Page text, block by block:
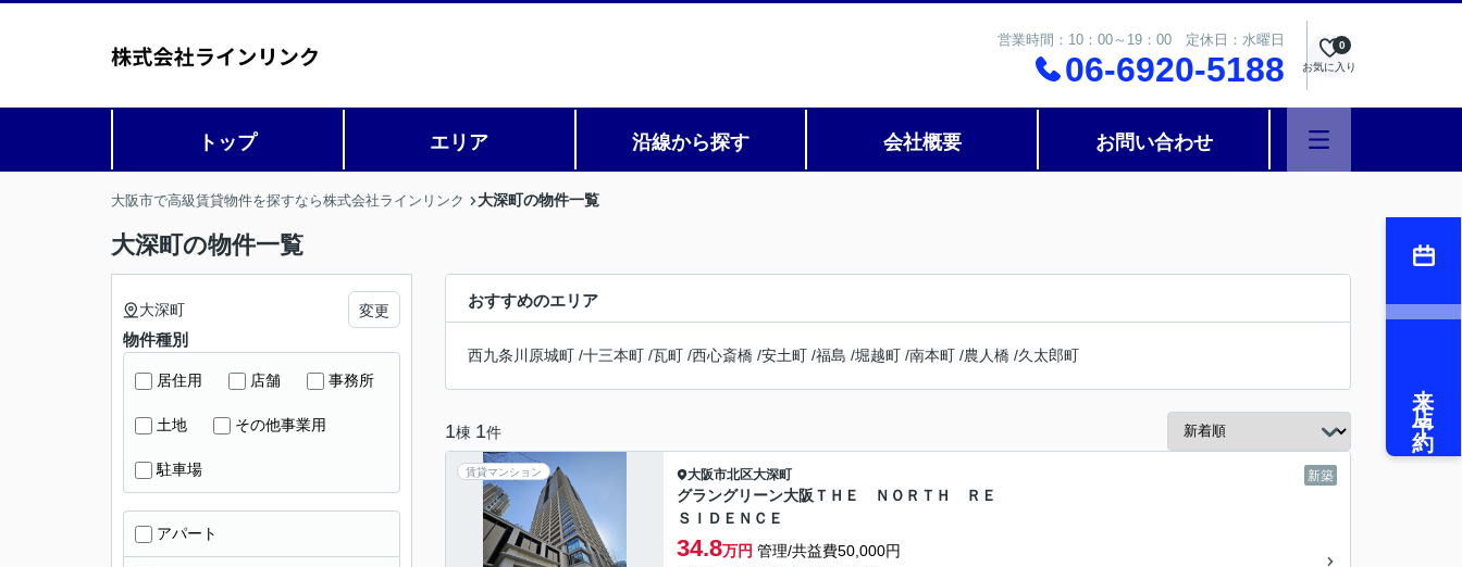
営業時間：10：00～19：00 定休日：水曜日
06-6920-5188 お気に入り
0
トップ エリア 沿線から探す 会社概要 お問い合わせ
大阪市で高級賃貸物件を探すなら株式会社ラインリンク 大深町の物件一覧
大深町の物件一覧
おすすめのエリア
西九条川原城町 /十三本町 /瓦町 /西心斎橋 /安土町 /福島 /堀越町 /南本町 /農人橋 /久太郎町
1棟 1件
賃貸マンション 新築
大阪市北区大深町
グラングリーン大阪ＴＨＥ ＮＯＲＴＨ ＲＥ
ＳＩＤＥＮＣＥ
34.8万円 管理/共益費50,000円
大深町 変更
物件種別
居住用 店舗 事務所
土地 その他事業用
駐車場
アパート
来店予約